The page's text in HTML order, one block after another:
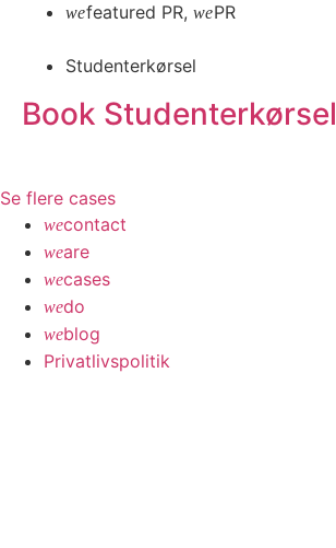
featured PR, PR
Studenterkørsel
Book Studenterkørsel
Se flere cases
contact
are
cases
do
blog
Privatlivspolitik